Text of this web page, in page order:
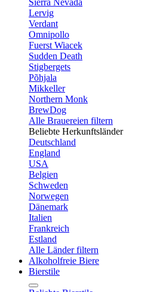
Sierra Nevada
Lervig
Verdant
Omnipollo
Fuerst Wiacek
Sudden Death
Stigbergets
Põhjala
Mikkeller
Northern Monk
BrewDog
Alle Brauereien filtern
Beliebte Herkunftsländer
Deutschland
England
USA
Belgien
Schweden
Norwegen
Dänemark
Italien
Frankreich
Estland
Alle Länder filtern
Alkoholfreie Biere
Bierstile